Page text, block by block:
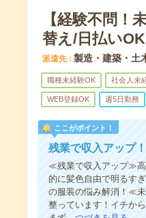
【経験不問！
替え/日払いOK
派遣先 製造・建築・土
職種未経験OK 社会人未
WEB登録OK 週5日勤務
ここがポイント！
残業で収入アップ
≪残業で収入アップ≫高
的に髪色自由で明るす
の服装の悩み解消！≪
整っています！イチか